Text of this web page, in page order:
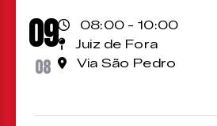
09
08
08:00 - 10:00
Juiz de Fora
Via São Pedro